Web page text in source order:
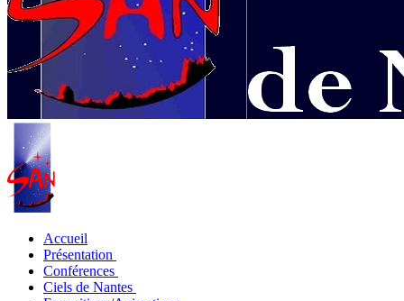
Accueil
Présentation
Conférences
Ciels de Nantes